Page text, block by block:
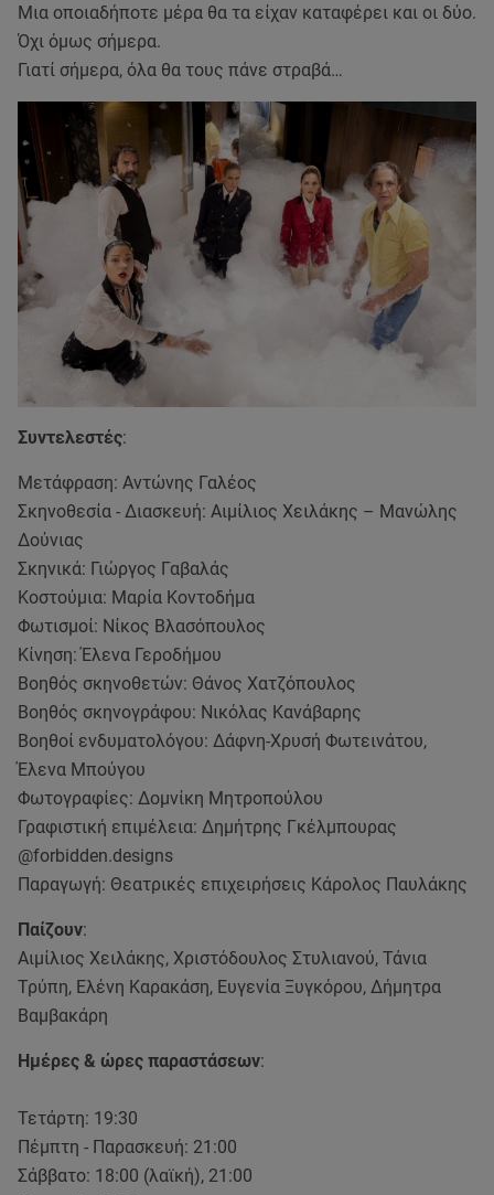
Μια οποιαδήποτε μέρα θα τα είχαν καταφέρει και οι δύο.
Όχι όμως σήμερα.
Γιατί σήμερα, όλα θα τους πάνε στραβά…
Συντελεστές:
Μετάφραση: Αντώνης Γαλέος
Σκηνοθεσία - Διασκευή: Αιμίλιος Χειλάκης – Μανώλης
Δούνιας
Σκηνικά: Γιώργος Γαβαλάς
Κοστούμια: Μαρία Κοντοδήμα
Φωτισμοί: Νίκος Βλασόπουλος
Κίνηση: Έλενα Γεροδήμου
Βοηθός σκηνοθετών: Θάνος Χατζόπουλος
Βοηθός σκηνογράφου: Νικόλας Κανάβαρης
Βοηθοί ενδυματολόγου: Δάφνη-Χρυσή Φωτεινάτου,
Έλενα Μπούγου
Φωτογραφίες: Δομνίκη Μητροπούλου
Γραφιστική επιμέλεια: Δημήτρης Γκέλμπουρας
@forbidden.designs
Παραγωγή: Θεατρικές επιχειρήσεις Κάρολος Παυλάκης
Παίζουν:
Αιμίλιος Χειλάκης, Χριστόδουλος Στυλιανού, Τάνια
Τρύπη, Ελένη Καρακάση, Ευγενία Ξυγκόρου, Δήμητρα
Βαμβακάρη
Ημέρες & ώρες παραστάσεων:
Τετάρτη: 19:30
Πέμπτη - Παρασκευή: 21:00
Σάββατο: 18:00 (λαϊκή), 21:00